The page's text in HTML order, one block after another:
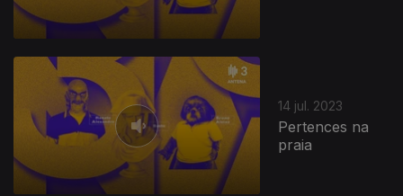
14 jul. 2023
Pertences na
praia